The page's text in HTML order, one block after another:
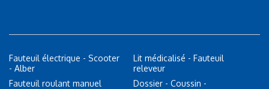
Fauteuil électrique - Scooter
- Alber
Fauteuil roulant manuel
Lit médicalisé - Fauteuil
releveur
Dossier - Coussin -